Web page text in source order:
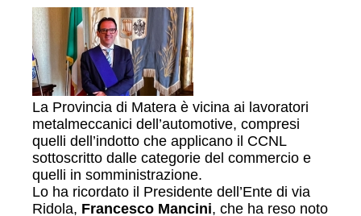
La Provincia di Matera è vicina ai lavoratori
metalmeccanici dell’automotive, compresi
quelli dell’indotto che applicano il CCNL
sottoscritto dalle categorie del commercio e
quelli in somministrazione.
Lo ha ricordato il Presidente dell’Ente di via
Ridola, Francesco Mancini, che ha reso noto